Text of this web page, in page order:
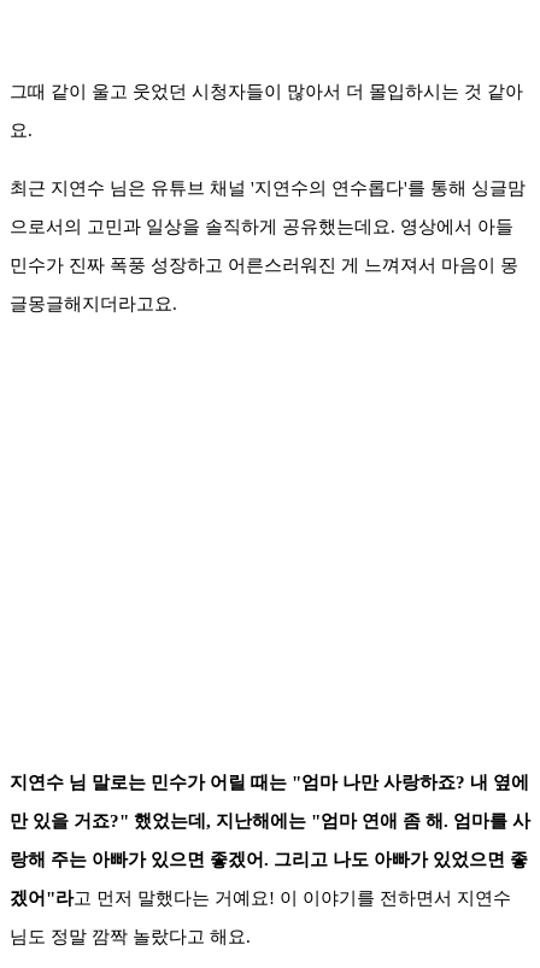
그때 같이 울고 웃었던 시청자들이 많아서 더 몰입하시는 것 같아
요.
최근 지연수 님은 유튜브 채널 '지연수의 연수롭다'를 통해 싱글맘
으로서의 고민과 일상을 솔직하게 공유했는데요. 영상에서 아들
민수가 진짜 폭풍 성장하고 어른스러워진 게 느껴져서 마음이 몽
글몽글해지더라고요.
지연수 님 말로는 민수가 어릴 때는 "엄마 나만 사랑하죠? 내 옆에
만 있을 거죠?" 했었는데, 지난해에는 "엄마 연애 좀 해. 엄마를 사
랑해 주는 아빠가 있으면 좋겠어. 그리고 나도 아빠가 있었으면 좋
겠어"라고 먼저 말했다는 거예요! 이 이야기를 전하면서 지연수
님도 정말 깜짝 놀랐다고 해요.